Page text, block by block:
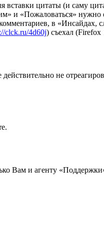
цитаты (и саму
и «Пожаловаться» нужно
в «Инсайдах,
clck.ru/4d60j) съехал (Firefox
не
Вам и агенту